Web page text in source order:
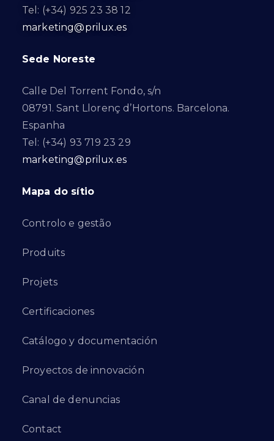
Tel: (+34) 925 23 38 12
marketing@prilux.es
Sede Noreste
Calle Del Torrent Fondo, s/n
08791. Sant Llorenç d’Hortons. Barcelona.
Espanha
Tel: (+34) 93 719 23 29
marketing@prilux.es
Mapa do sítio
Controlo e gestão
Produits
Projets
Certificaciones
Catálogo y documentación
Proyectos de innovación
Canal de denuncias
Contact